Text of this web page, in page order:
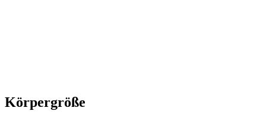
Körpergröße